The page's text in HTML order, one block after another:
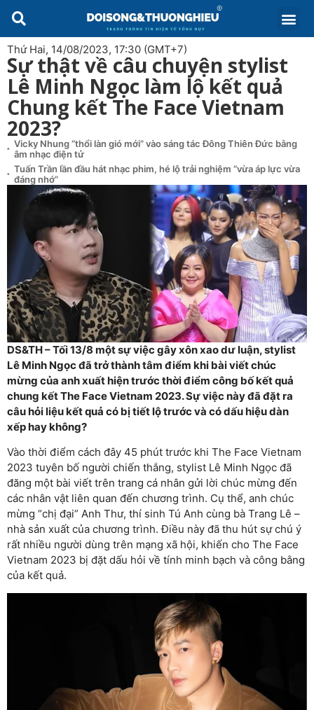
Thứ Hai, 14/08/2023, 17:30 (GMT+7)
Sự thật về câu chuyện stylist
Lê Minh Ngọc làm lộ kết quả
Chung kết The Face Vietnam
2023?
Vicky Nhung “thổi làn gió mới” vào sáng tác Đông Thiên Đức bằng
âm nhạc điện tử
Tuấn Trần lần đầu hát nhạc phim, hé lộ trải nghiệm “vừa áp lực vừa
đáng nhớ”
DS&TH – Tối 13/8 một sự việc gây xôn xao dư luận, stylist
Lê Minh Ngọc đã trở thành tâm điểm khi bài viết chúc
mừng của anh xuất hiện trước thời điểm công bố kết quả
chung kết The Face Vietnam 2023. Sự việc này đã đặt ra
câu hỏi liệu kết quả có bị tiết lộ trước và có dấu hiệu dàn
xếp hay không?
Vào thời điểm cách đây 45 phút trước khi The Face Vietnam
2023 tuyên bố người chiến thắng, stylist Lê Minh Ngọc đã
đăng một bài viết trên trang cá nhân gửi lời chúc mừng đến
các nhân vật liên quan đến chương trình. Cụ thể, anh chúc
mừng “chị đại” Anh Thư, thí sinh Tú Anh cùng bà Trang Lê –
nhà sản xuất của chương trình. Điều này đã thu hút sự chú ý
rất nhiều người dùng trên mạng xã hội, khiến cho The Face
Vietnam 2023 bị đặt dấu hỏi về tính minh bạch và công bằng
của kết quả.